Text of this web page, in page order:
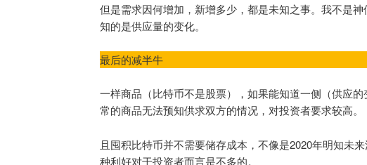
但是需求因何增加，新增多少，都是未知之事。我不是
知的是供应量的变化。
最后的减半牛
一样商品（比特币不是股票），如果能知道一侧（供应
常的商品无法预知供求双方的情况，对投资者要求较高。
且囤积比特币并不需要储存成本，不像是2020年明知未
种利好对于投资者而言是不多的。